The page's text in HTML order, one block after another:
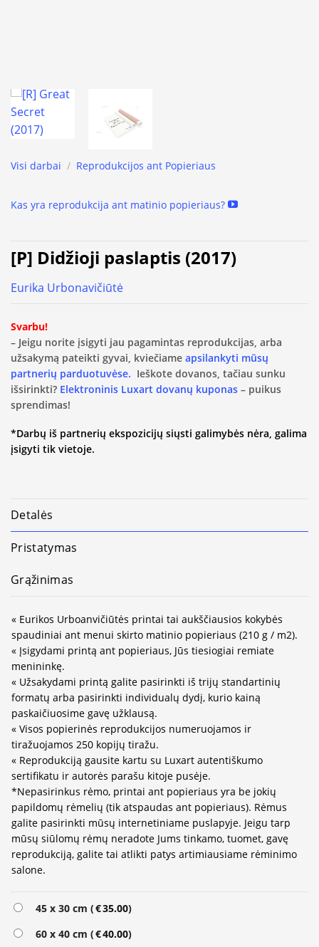
Visi darbai / Reprodukcijos ant Popieriaus
Kas yra reprodukcija ant matinio popieriaus?
[P] Didžioji paslaptis (2017)
Eurika Urbonavičiūtė
Svarbu!
– Jeigu norite įsigyti jau pagamintas reprodukcijas, arba
užsakymą pateikti gyvai, kviečiame apsilankyti mūsų
partnerių parduotuvėse. Ieškote dovanos, tačiau sunku
išsirinkti? Elektroninis Luxart dovanų kuponas – puikus
sprendimas!
*Darbų iš partnerių ekspozicijų siųsti galimybės nėra, galima
įsigyti tik vietoje.
Detalės
Pristatymas
Grąžinimas
« Eurikos Urboanvičiūtės printai tai aukščiausios kokybės
spaudiniai ant menui skirto matinio popieriaus (210 g / m2).
« Įsigydami printą ant popieriaus, Jūs tiesiogiai remiate
menininkę.
« Užsakydami printą galite pasirinkti iš trijų standartinių
formatų arba pasirinkti individualų dydį, kurio kainą
paskaičiuosime gavę užklausą.
« Visos popierinės reprodukcijos numeruojamos ir
tiražuojamos 250 kopijų tiražu.
« Reprodukciją gausite kartu su Luxart autentiškumo
sertifikatu ir autorės parašu kitoje pusėje.
*Nepasirinkus rėmo, printai ant popieriaus yra be jokių
papildomų rėmelių (tik atspaudas ant popieriaus). Rėmus
galite pasirinkti mūsų internetiniame puslapyje. Jeigu tarp
mūsų siūlomų rėmų neradote Jums tinkamo, tuomet, gavę
reprodukciją, galite tai atlikti patys artimiausiame rėminimo
salone.
45 x 30 cm (€35.00)
60 x 40 cm (€40.00)
Alternative: